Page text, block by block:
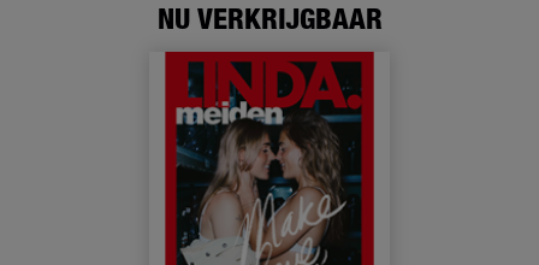
NU VERKRIJGBAAR